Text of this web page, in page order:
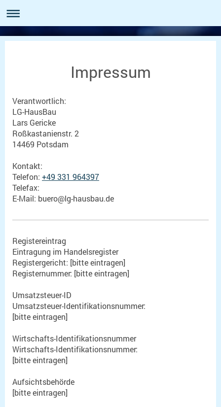
Impressum
Verantwortlich:
LG-HausBau
Lars Gericke
Roßkastanienstr. 2
14469 Potsdam
Kontakt:
Telefon: +49 331 964397
Telefax:
E-Mail: buero@lg-hausbau.de
Registereintrag
Eintragung im Handelsregister
Registergericht: [bitte eintragen]
Registernummer: [bitte eintragen]
Umsatzsteuer-ID
Umsatzsteuer-Identifikationsnummer:
[bitte eintragen]
Wirtschafts-Identifikationsnummer
Wirtschafts-Identifikationsnummer:
[bitte eintragen]
Aufsichtsbehörde
[bitte eintragen]